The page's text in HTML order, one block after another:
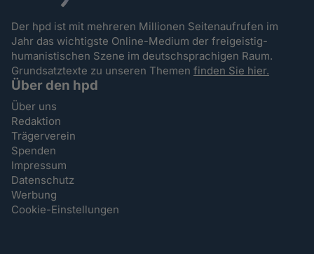
Der hpd ist mit mehreren Millionen Seitenaufrufen im
Jahr das wichtigste Online-Medium der freigeistig-
humanistischen Szene im deutschsprachigen Raum.
Grundsatztexte zu unseren Themenfinden Sie hier.
Über den hpd
Über uns
Redaktion
Trägerverein
Spenden
Impressum
Datenschutz
Werbung
Cookie-Einstellungen